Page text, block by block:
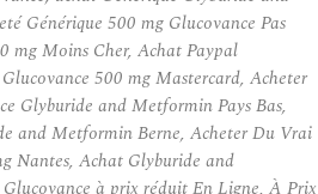
Générique 500 mg Glucovance Pas
mg Moins Cher, Achat Paypal
500 mg Mastercard, Acheter
Glyburide and Metformin Pays Bas,
and Metformin Berne, Acheter Du Vrai
Nantes, Achat Glyburide and